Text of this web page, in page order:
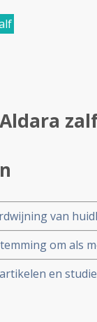
van
studie.
om als
en